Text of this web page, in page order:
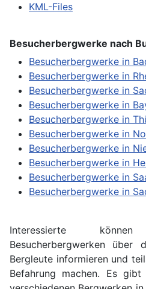
KML-Files
Besucherbergwerke nach
Besucherbergwerke in
Besucherbergwerke in
Besucherbergwerke in
Besucherbergwerke in
Besucherbergwerke in
Besucherbergwerke in
Besucherbergwerke in
Besucherbergwerke in
Besucherbergwerke in
Besucherbergwerke in
Interessierte
Besucherbergwerken über
Bergleute informieren und
Befahrung machen. Es